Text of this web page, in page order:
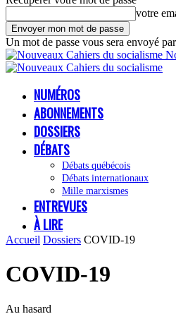
votre
Un mot de passe vous sera envoyé
NUMÉROS
ABONNEMENTS
DOSSIERS
DÉBATS
Débats québécois
Débats internationaux
Mille marxismes
ENTREVUES
À LIRE
Accueil Dossiers COVID-19
COVID-19
Au hasard